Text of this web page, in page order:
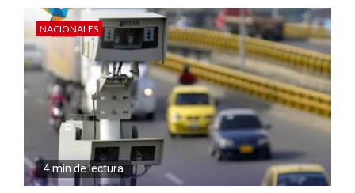
NACIONALES
4 min de lectura